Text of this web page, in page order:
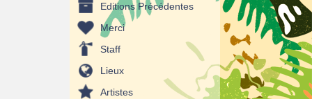
Editions Précédentes
Merci
Staff
Lieux
Artistes